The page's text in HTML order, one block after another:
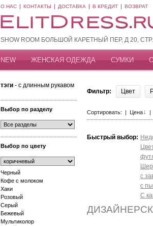
О НАС КОНТАКТЫ ДОСТАВКА В КРЕДИТ ВОЗВРАТ
SHOW ROOM БОЛЬШОЙ КАРЕТНЫЙ ПЕР, Д 20, СТР.
NEW ЖЕНСКАЯ ОДЕЖДА СУМКИ
тэги - с длинным рукавом
Выбор по разделу
Выбор по цвету
Черный
Кофе с молоком
Хаки
Розовый
Серый
Бежевый
Мультиколор
Фильтр: Цвет
Сортировать: | Цена↓ |
Быстрый выбор:
с
с
С